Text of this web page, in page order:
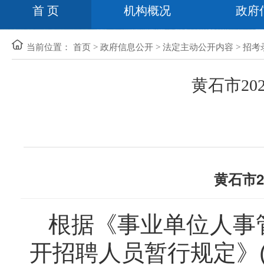
首 页 机构概况 政府
当前位置： 首页 > 政府信息公开 > 法定主动公开内容 > 招考
黄石市
黄石市
根据《事业单位人
开招聘人员暂行规定